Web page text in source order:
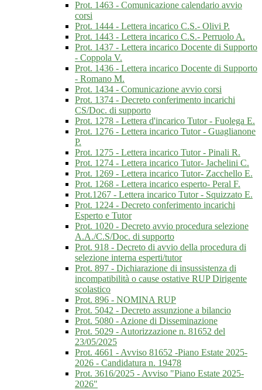
Prot. 1463 - Comunicazione calendario avvio
corsi
Prot. 1444 - Lettera incarico C.S.- Olivi P.
Prot. 1443 - Lettera incarico C.S.- Perruolo A.
Prot. 1437 - Lettera incarico Docente di Supporto
- Coppola V.
Prot. 1436 - Lettera incarico Docente di Supporto
- Romano M.
Prot. 1434 - Comunicazione avvio corsi
Prot. 1374 - Decreto conferimento incarichi
CS/Doc. di supporto
Prot. 1278 - Lettera d'incarico Tutor - Fuolega E.
Prot. 1276 - Lettera incarico Tutor - Guaglianone
P.
Prot. 1275 - Lettera incarico Tutor - Pinali R.
Prot. 1274 - Lettera incarico Tutor- Jachelini C.
Prot. 1269 - Lettera incarico Tutor- Zacchello E.
Prot. 1268 - Lettera incarico esperto- Peral F.
Prot.1267 - Lettera incarico Tutor - Squizzato E.
Prot. 1224 - Decreto conferimento incarichi
Esperto e Tutor
Prot. 1020 - Decreto avvio procedura selezione
A.A./C.S/Doc. di supporto
Prot. 918 - Decreto di avvio della procedura di
selezione interna esperti/tutor
Prot. 897 - Dichiarazione di insussistenza di
incompatibilità o cause ostative RUP Dirigente
scolastico
Prot. 896 - NOMINA RUP
Prot. 5042 - Decreto assunzione a bilancio
Prot. 5080 - Azione di Disseminazione
Prot. 5029 - Autorizzazione n. 81652 del
23/05/2025
Prot. 4661 - Avviso 81652 -Piano Estate 2025-
2026 - Candidatura n. 19478
Prot. 3616/2025 - Avviso "Piano Estate 2025-
2026"